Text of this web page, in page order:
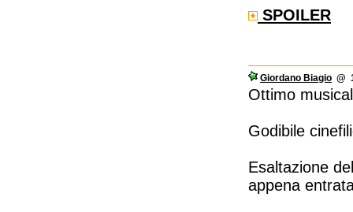
SPOILER
Giordano Biagio @
Ottimo
Godibile
Esaltazione
appena